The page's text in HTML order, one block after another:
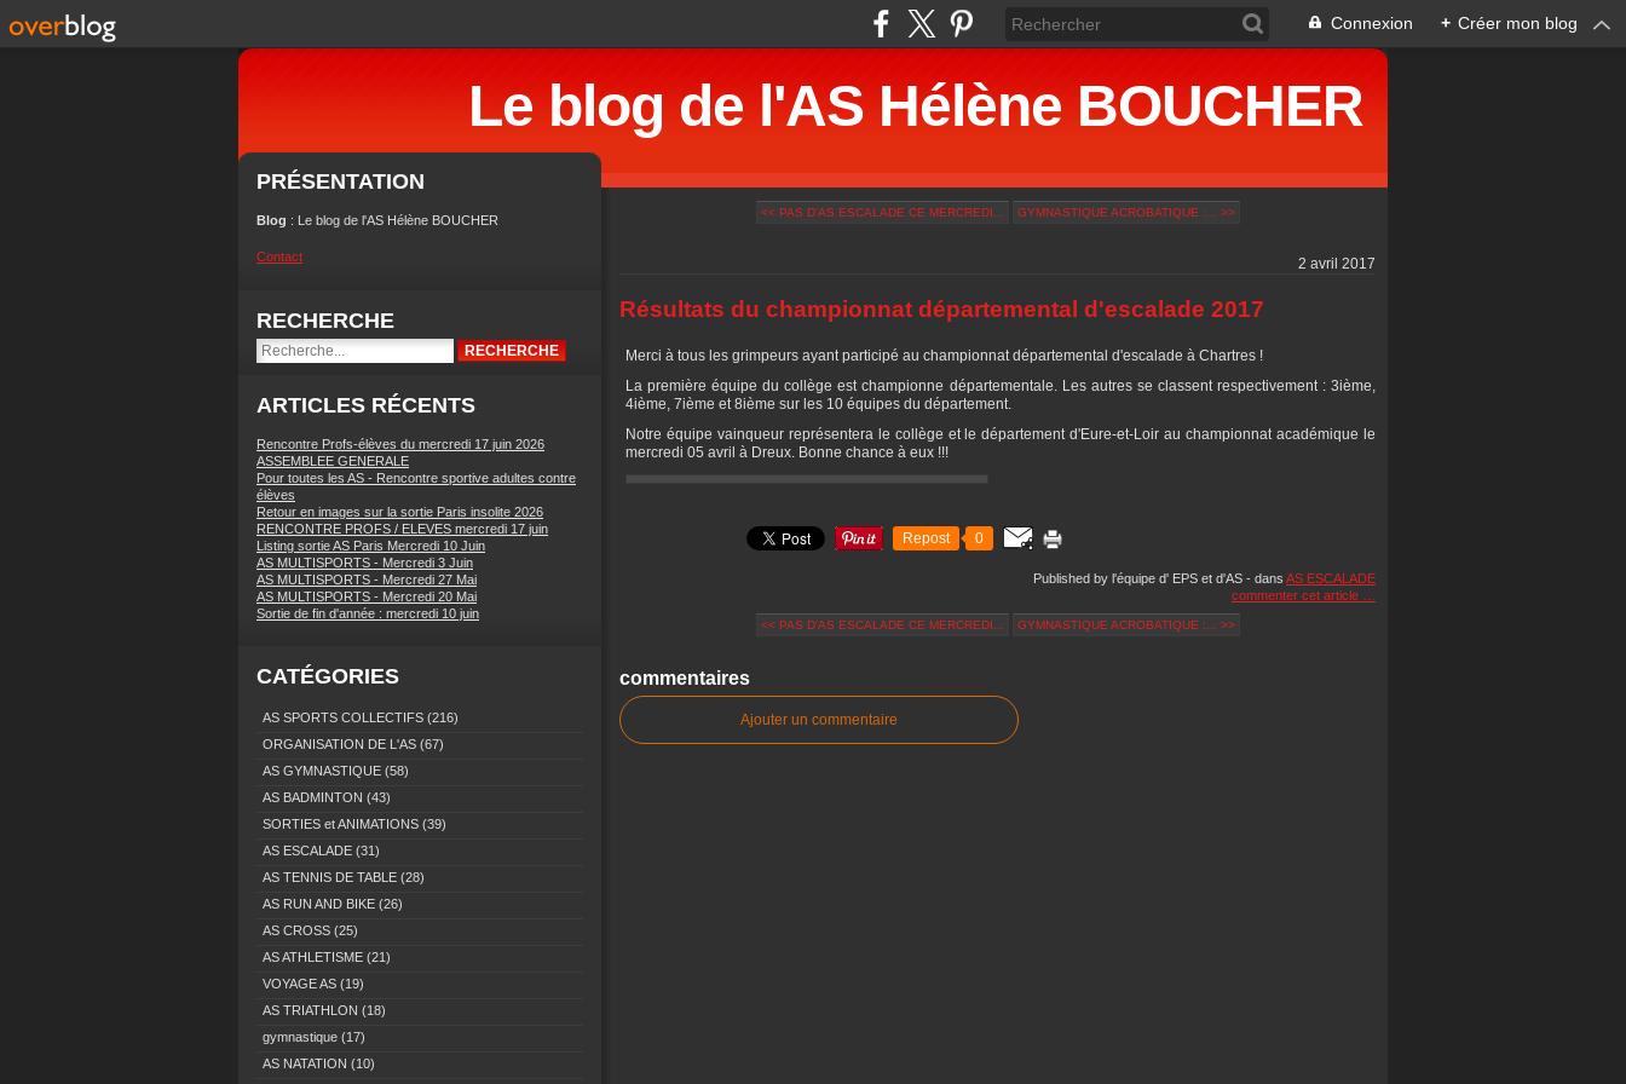
Connexion + Créer mon blog
Le blog de l'AS Hélène BOUCHER
PRÉSENTATION
Blog : Le blog de l'AS Hélène BOUCHER
Contact
RECHERCHE
ARTICLES RÉCENTS
Rencontre Profs-élèves du mercredi 17 juin 2026
ASSEMBLEE GENERALE
Pour toutes les AS - Rencontre sportive adultes contre
élèves
Retour en images sur la sortie Paris insolite 2026
RENCONTRE PROFS / ELEVES mercredi 17 juin
Listing sortie AS Paris Mercredi 10 Juin
AS MULTISPORTS - Mercredi 3 Juin
AS MULTISPORTS - Mercredi 27 Mai
AS MULTISPORTS - Mercredi 20 Mai
Sortie de fin d'année : mercredi 10 juin
CATÉGORIES
AS SPORTS COLLECTIFS (216)
ORGANISATION DE L'AS (67)
AS GYMNASTIQUE (58)
AS BADMINTON (43)
SORTIES et ANIMATIONS (39)
AS ESCALADE (31)
AS TENNIS DE TABLE (28)
AS RUN AND BIKE (26)
AS CROSS (25)
AS ATHLETISME (21)
VOYAGE AS (19)
AS TRIATHLON (18)
gymnastique (17)
AS NATATION (10)
<< PAS D'AS ESCALADE CE MERCREDI... GYMNASTIQUE ACROBATIQUE :... >>
2 avril 2017
Résultats du championnat départemental d'escalade 2017
Merci à tous les grimpeurs ayant participé au championnat départemental d'escalade à Chartres !
La première équipe du collège est championne départementale. Les autres se classent respectivement : 3ième,
4ième, 7ième et 8ième sur les 10 équipes du département.
Notre équipe vainqueur représentera le collège et le département d'Eure-et-Loir au championnat académique le
mercredi 05 avril à Dreux. Bonne chance à eux !!!
Repost 0
Published by l'équipe d' EPS et d'AS - dans AS ESCALADE
commenter cet article
<< PAS D'AS ESCALADE CE MERCREDI... GYMNASTIQUE ACROBATIQUE :... >>
commentaires
Ajouter un commentaire